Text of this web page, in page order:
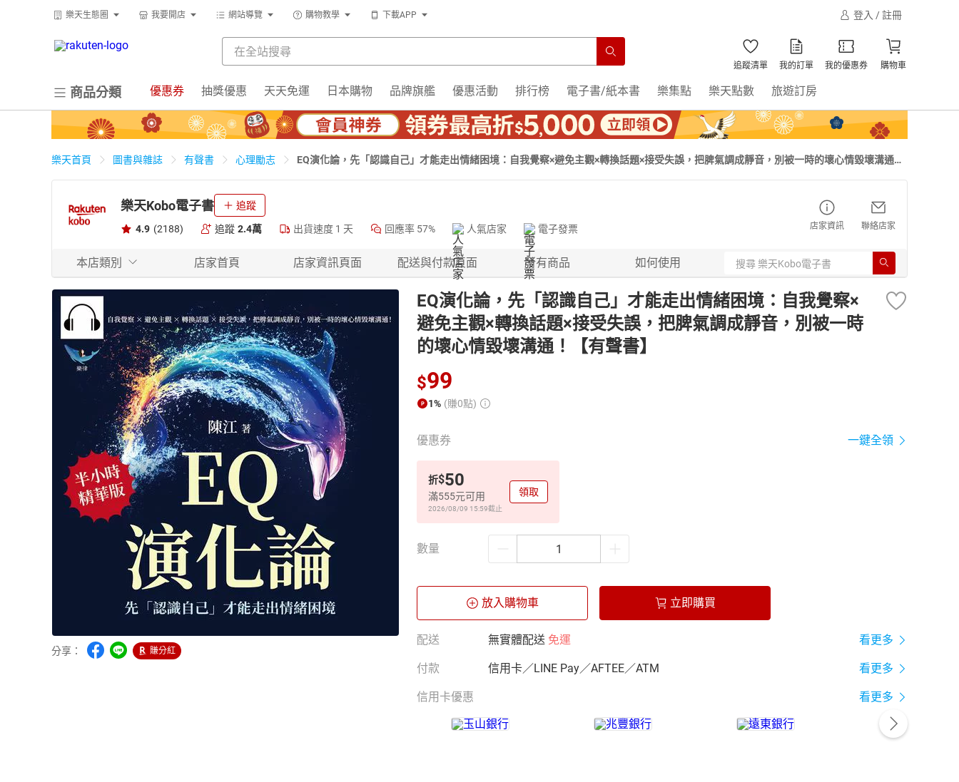
樂天生態圈 我要開店 網站導覽 購物教學 下載APP 登入 / 註冊
追蹤清單 我的訂單 我的優惠券 購物車
商品分類 優惠券 抽獎優惠 天天免運 日本購物 品牌旗艦 優惠活動 排行榜 電子書/紙本書 樂集點 樂天點數 旅遊訂房
樂天首頁 圖書與雜誌 有聲書 心理勵志
EQ演化論，先「認識自己」才能走出情緒困境：自我覺察×避免主觀×轉換話題×接受失誤，把脾氣調成靜音，別被一時的壞心情毀壞溝通！
樂天Kobo電子書 追蹤
4.9 (2188) 追蹤 2.4萬 出貨速度 1 天 回應率 57% 人氣店家 電子發票 店家資訊 聯絡店家
本店類別 店家首頁 店家資訊頁面 配送與付款頁面 所有商品 如何使用
分享： 賺分紅
EQ演化論，先「認識自己」才能走出情緒困境：自我覺察×
避免主觀×轉換話題×接受失誤，把脾氣調成靜音，別被一時
的壞心情毀壞溝通！【有聲書】
$99
1% (賺0點)
優惠券 一鍵全領
折$50
滿555元可用
2026/08/09 15:59截止
領取
數量
放入購物車 立即購買
配送 無實體配送 免運 看更多
付款 信用卡／LINE Pay／AFTEE／ATM 看更多
信用卡優惠 看更多